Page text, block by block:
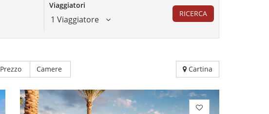
Viaggiatori
1 Viaggiatore
RICERCA
Prezzo Camere Cartina